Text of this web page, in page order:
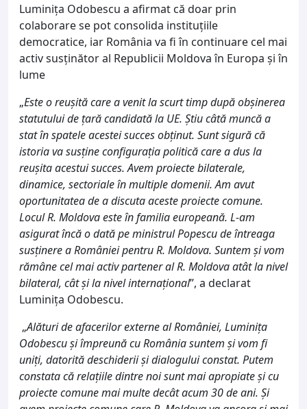
Luminiţa Odobescu a afirmat că doar prin
colaborare se pot consolida instituţiile
democratice, iar România va fi în continuare cel mai
activ susţinător al Republicii Moldova în Europa şi în
lume
„Este o reușită care a venit la scurt timp după obșinerea
statutului de țară candidată la UE. Știu câtă muncă a
stat în spatele acestei succes obținut. Sunt sigură că
istoria va susține configurația politică care a dus la
reușita acestui succes. Avem proiecte bilaterale,
dinamice, sectoriale în multiple domenii. Am avut
oportunitatea de a discuta aceste proiecte comune.
Locul R. Moldova este în familia europeană. L-am
asigurat încă o dată pe ministrul Popescu de întreaga
susținere a României pentru R. Moldova. Suntem și vom
rămâne cel mai activ partener al R. Moldova atât la nivel
bilateral, cât și la nivel internațional”, a declarat
Luminița Odobescu.
„Alături de afacerilor externe al României, Luminița
Odobescu și împreună cu România suntem și vom fi
uniți, datorită deschiderii și dialogului constat. Putem
constata că relațiile dintre noi sunt mai apropiate și cu
proiecte comune mai multe decât acum 30 de ani. Și